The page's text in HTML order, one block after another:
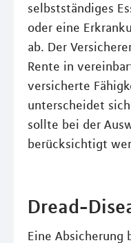
selbstständiges
oder eine
ab. Der
Rente in
versicherte
unterscheidet
sollte bei der
berücksichtigt
Dread-
Eine Absicherung